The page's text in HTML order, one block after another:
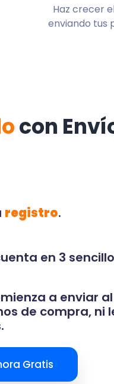
Haz crecer
enviando tus
con
registro.
en 3
a enviar
de compra, ni
Gratis